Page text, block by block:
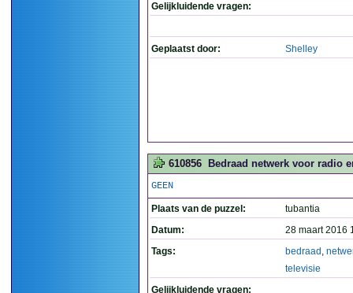
Gelijkluidende vragen:
Geplaatst door: Shelley
610856 Bedraad netwerk voor radio
GEEN
Plaats van de puzzel:
tubantia
Datum:
28 maart 2016
Tags:
bedraad ,
televisie
Gelijkluidende vragen: